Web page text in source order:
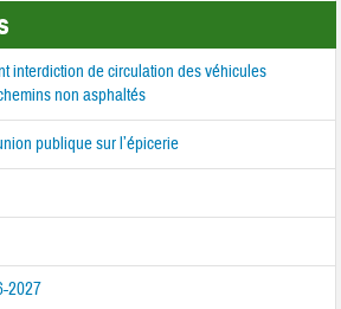
interdiction de circulation des véhicules
non asphaltés
publique sur l’épicerie
2027